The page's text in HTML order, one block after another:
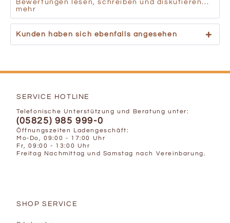
Bewertungen lesen, schreiben und diskutieren...
mehr
Kunden haben sich ebenfalls angesehen
SERVICE HOTLINE
Telefonische Unterstützung und Beratung unter:
(05825) 985 999-0
Öffnungszeiten Ladengeschäft:
Mo-Do, 09:00 - 17:00 Uhr
Fr, 09:00 - 13:00 Uhr
Freitag Nachmittag und Samstag nach Vereinbarung.
SHOP SERVICE